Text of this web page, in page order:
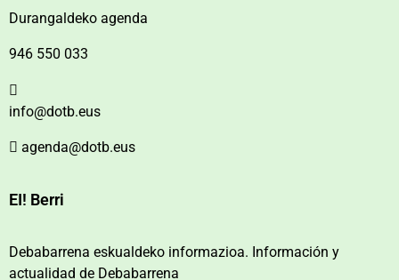
Durangaldeko agenda
946 550 033
info@dotb.eus
agenda@dotb.eus
EI! Berri
Debabarrena eskualdeko informazioa. Información y
actualidad de Debabarrena